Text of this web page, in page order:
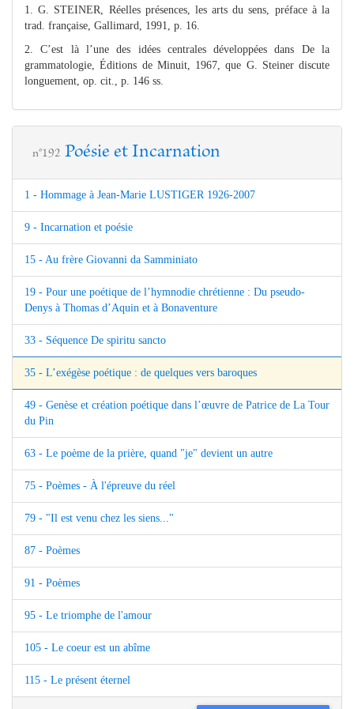
1. G. STEINER, Réelles présences, les arts du sens, préface à la
trad. française, Gallimard, 1991, p. 16.
2. C’est là l’une des idées centrales développées dans De la
grammatologie, Éditions de Minuit, 1967, que G. Steiner discute
longuement, op. cit., p. 146 ss.
n°192 Poésie et Incarnation
1 - Hommage à Jean-Marie LUSTIGER 1926-2007
9 - Incarnation et poésie
15 - Au frère Giovanni da Samminiato
19 - Pour une poétique de l’hymnodie chrétienne : Du pseudo-
Denys à Thomas d’Aquin et à Bonaventure
33 - Séquence De spiritu sancto
35 - L’exégèse poétique : de quelques vers baroques
49 - Genèse et création poétique dans l’œuvre de Patrice de La Tour
du Pin
63 - Le poème de la prière, quand "je" devient un autre
75 - Poèmes - À l'épreuve du réel
79 - "Il est venu chez les siens..."
87 - Poèmes
91 - Poèmes
95 - Le triomphe de l'amour
105 - Le coeur est un abîme
115 - Le présent éternel